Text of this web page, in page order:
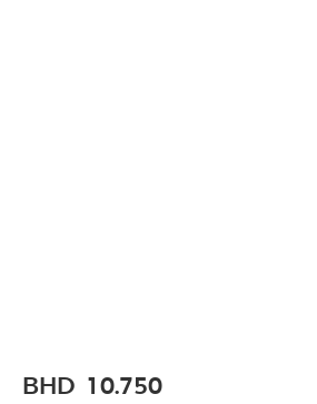
BHD 10.750